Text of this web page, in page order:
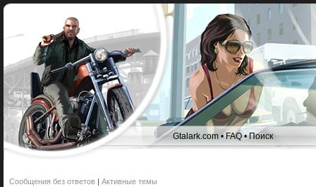
Gtalark.com •FAQ•Поиск
Сообщения без ответов | Активные темы